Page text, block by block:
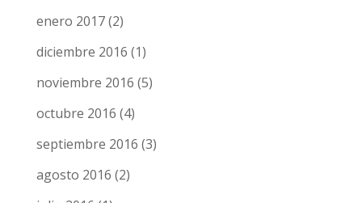
enero 2017(2)
diciembre 2016 (1)
noviembre 2016 (5)
octubre 2016 (4)
septiembre 2016 (3)
agosto 2016 (2)